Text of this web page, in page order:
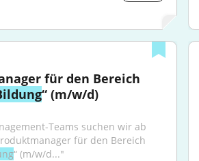
für den Bereich
“ (m/w/d)
Teams suchen wir ab
für den Bereich
“ (m/w/d..."